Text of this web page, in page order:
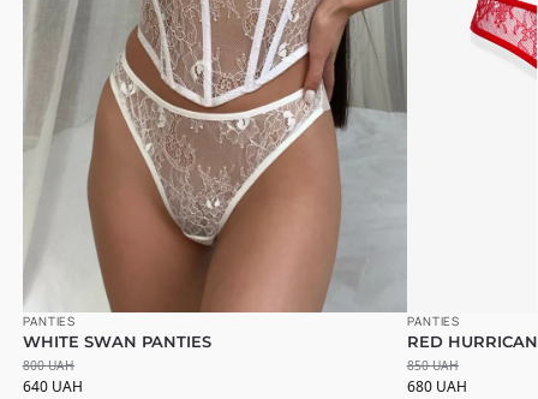
PANTIES
WHITE SWAN PANTIES
800UAH
640 UAH
PANTIES
RED
850UAH
680 UAH